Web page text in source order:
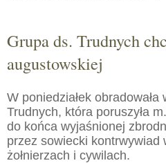
Grupa ds. Trudnych
augustowskiej
W poniedziałek
Trudnych, która poruszyła
do końca wyjaśnionej
przez sowiecki
żołnierzach i cywilach.